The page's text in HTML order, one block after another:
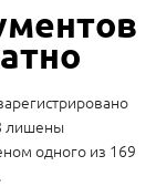
лишены
одного из 169